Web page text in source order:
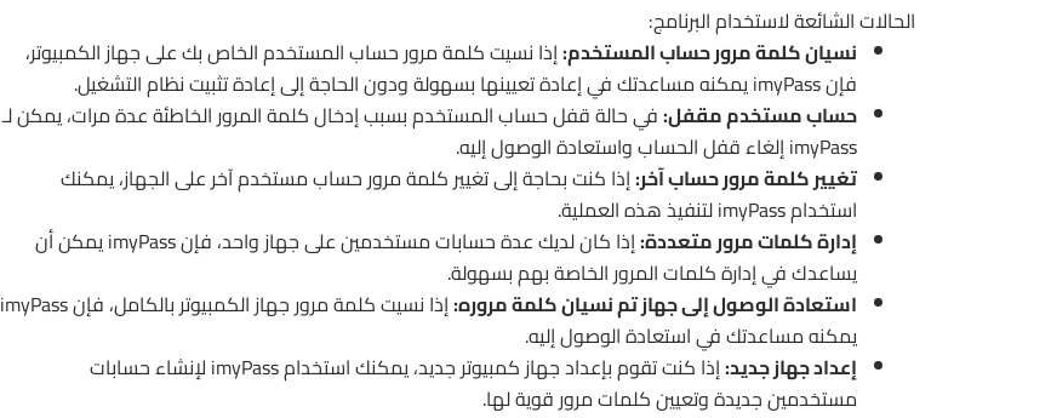
الحالات الشائعة لاستخدام البرنامج:
نسيان كلمة مرور حساب المستخدم:إذا نسيت كلمة مرور حساب المستخدم الخاص بك على جهاز الكمبيوتر،
فإن imyPass يمكنه مساعدتك في إعادة تعيينها بسهولة ودون الحاجة إلى إعادة تثبيت نظام التشغيل.
حساب مستخدم مقفل:في حالة قفل حساب المستخدم بسبب إدخال كلمة المرور الخاطئة عدة مرات، يمكن لـ
imyPass إلغاء قفل الحساب واستعادة الوصول إليه.
تغيير كلمة مرور حساب آخر:إذا كنت بحاجة إلى تغيير كلمة مرور حساب مستخدم آخر على الجهاز، يمكنك
استخدام imyPass لتنفيذ هذه العملية.
إدارة كلمات مرور متعددة:
إذا كان لديك عدة حسابات مستخدمين على جهاز واحد، فإن imyPass يمكن أن
يساعدك في إدارة كلمات المرور الخاصة بهم بسهولة.
استعادة الوصول إلى جهاز تم نسيان كلمة مروره:
إذا نسيت كلمة مرور جهاز الكمبيوتر بالكامل، فإن imyPass
يمكنه مساعدتك في استعادة الوصول إليه.
إعداد جهاز جديد:
إذا كنت تقوم بإعداد جهاز كمبيوتر جديد، يمكنك استخدام imyPass لإنشاء حسابات
مستخدمين جديدة وتعيين كلمات مرور قوية لها.